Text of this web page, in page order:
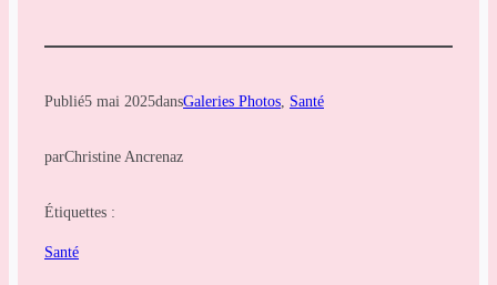
Publié5 mai 2025dansGaleries Photos Santé
parChristine Ancrenaz
Étiquettes :
Santé